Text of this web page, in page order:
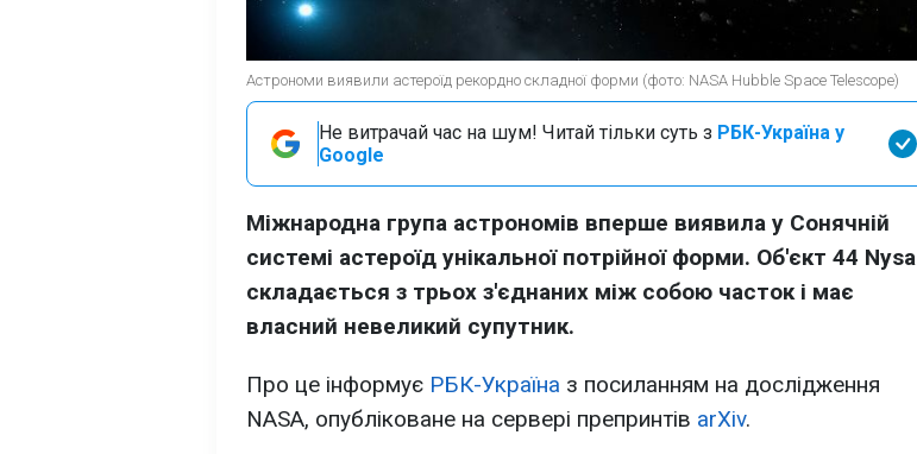
Астрономи виявили астероїд рекордно складної форми (фото: NASA Hubble Space Telescope)
Не витрачай час на шум! Читай тільки суть з РБК-Україна у
Google
Міжнародна група астрономів вперше виявила у Сонячній
системі астероїд унікальної потрійної форми. Об'єкт 44 Nysa
складається з трьох з'єднаних між собою часток і має
власний невеликий супутник.
Про це інформує РБК-Україна з посиланням на дослідження
NASA, опубліковане на сервері препринтів arXiv.